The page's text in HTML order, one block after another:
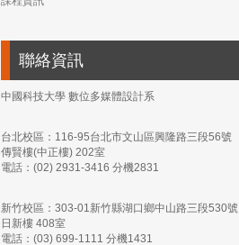
聯絡資訊
中國科技大學 數位多媒體設計系
台北校區：116-95台北市文山區興隆路三段56號
傳賢樓(中正樓) 202室
電話：(02) 2931-3416 分機2831
新竹校區：303-01新竹縣湖口鄉中山路三段530號
日新樓 408室
電話：(03) 699-1111 分機1431